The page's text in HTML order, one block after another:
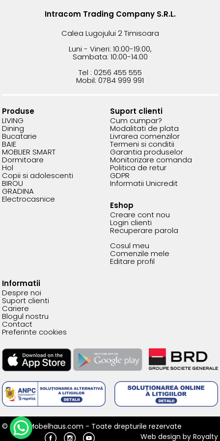
Intracom Trading Company S.R.L.
Calea Lugojului 2 Timisoara
Luni - Vineri: 10:00-19:00,
Sambata: 10:00-14:00
Tel : 0256 455 555
Mobil: 0784 999 991
Produse
LIVING
Dining
Bucatarie
BAIE
MOBLIER SMART
Dormitoare
Hol
Copii si adolescenti
BIROU
GRADINA
Electrocasnice
Suport clienti
Cum cumpar?
Modalitati de plata
Livrarea comenzilor
Termeni si conditii
Garantia produselor
Monitorizare comanda
Politica de retur
GDPR
Informatii Unicredit
Eshop
Creare cont nou
Login clienti
Recuperare parola
Cosul meu
Comenzile mele
Editare profil
Informatii
Despre noi
Suport clienti
Cariere
Blogul nostru
Contact
Preferinte cookies
© 2026 Mobelhaus.com - Toate drepturile rezervate
Web design by Royalty